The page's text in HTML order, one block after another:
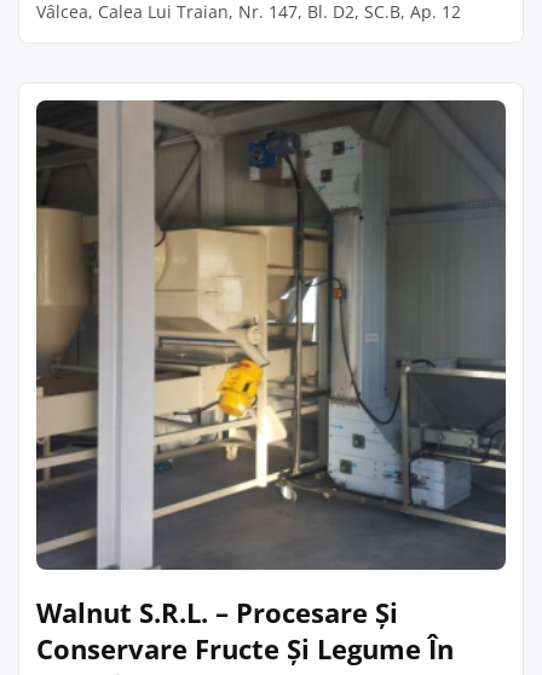
Vâlcea, Calea Lui Traian, Nr. 147, Bl. D2, SC.B, Ap. 12
Walnut S.R.L. – Procesare Și
Conservare Fructe Și Legume În